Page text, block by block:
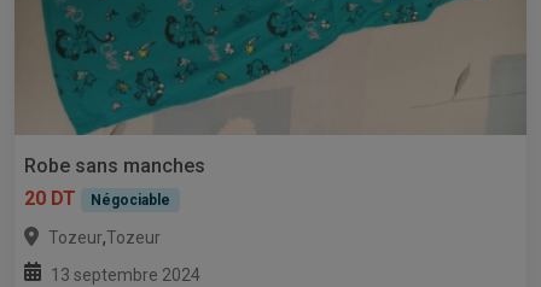
Robe sans manches
20 DT
Négociable
Tozeur,Tozeur
13 septembre 2024